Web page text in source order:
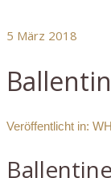
5 März 2018
Veröffentlicht in: